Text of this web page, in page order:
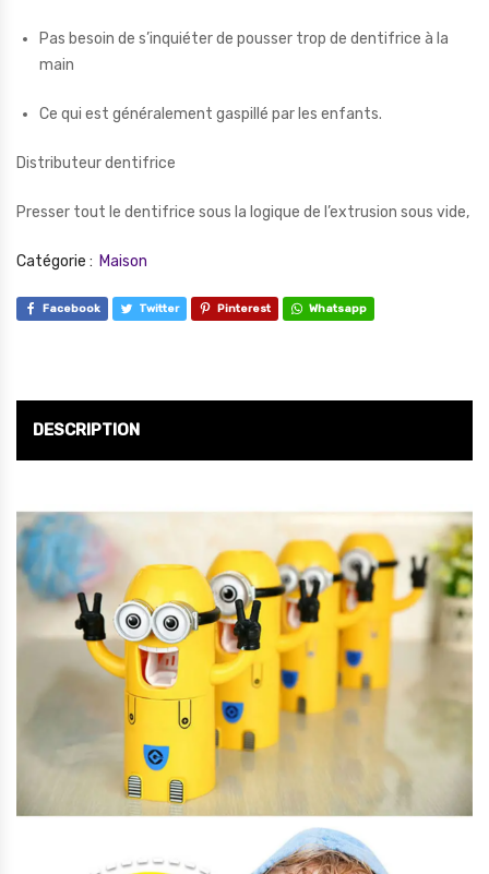
Pas besoin de s’inquiéter de pousser trop de dentifrice à la
main
Ce qui est généralement gaspillé par les enfants.
Distributeur dentifrice
Presser tout le dentifrice sous la logique de l’extrusion sous vide,
Catégorie : Maison
Facebook Twitter Pinterest Whatsapp
DESCRIPTION